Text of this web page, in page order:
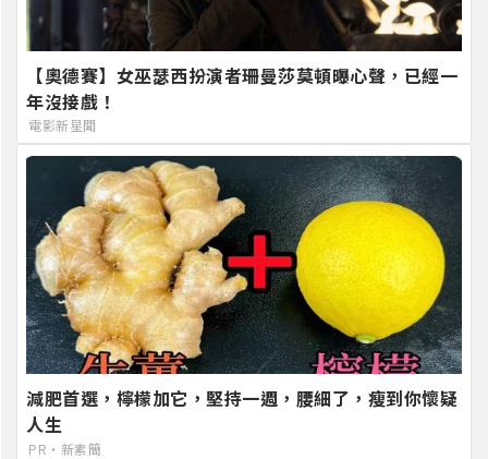
【奧德賽】女巫瑟西扮演者珊曼莎莫頓曝心聲，已經一
年沒接戲！
電影新星聞
減肥首選，檸檬加它，堅持一週，腰細了，瘦到你懷疑
人生
PR・新素簡